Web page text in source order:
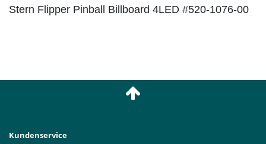
Stern Flipper Pinball Billboard 4LED #520-1076-00
Kundenservice